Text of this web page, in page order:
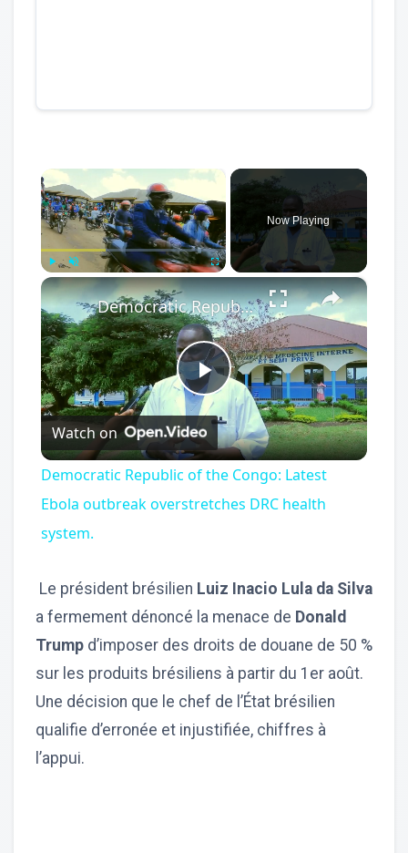
×
Play Unmute
Now Playing
×
Play
Video
Democratic Republic of the Congo: Latest Ebola outbreak overstretches DRC health system.
Watch on
Democratic Republic of the Congo: Latest
Ebola outbreak overstretches DRC health
system.
Le président brésilien Luiz Inacio Lula da Silva
a fermement dénoncé la menace de Donald
Trump d’imposer des droits de douane de 50 %
sur les produits brésiliens à partir du 1er août.
Une décision que le chef de l’État brésilien
qualifie d’erronée et injustifiée, chiffres à
l’appui.